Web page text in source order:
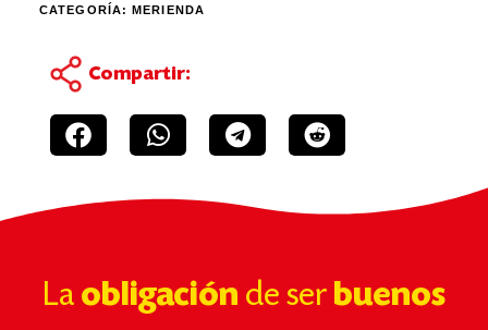
CATEGORÍA:MERIENDA
Compartir:
La obligación de ser buenos